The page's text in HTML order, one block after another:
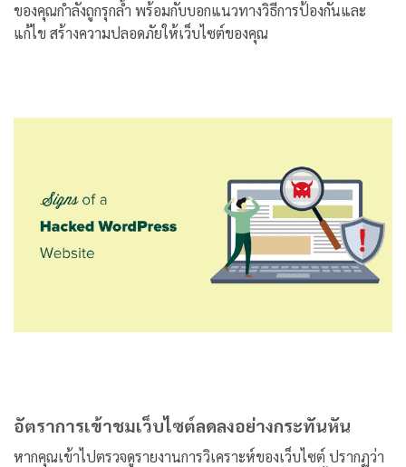
ของคุณกำลังถูกรุกล้ำ พร้อมกับบอกแนวทางวิธีการป้องกันและ
แก้ไข สร้างความปลอดภัยให้เว็บไซต์ของคุณ
อัตราการเข้าชมเว็บไซต์ลดลงอย่างกระทันหัน
หากคุณเข้าไปตรวจดูรายงานการวิเคราะห์ของเว็บไซต์ ปรากฏว่า